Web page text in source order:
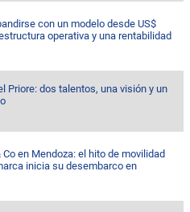
con un modelo desde US$
operativa y una rentabilidad
Priore: dos talentos, una visión y un
en Mendoza: el hito de movilidad
inicia su desembarco en